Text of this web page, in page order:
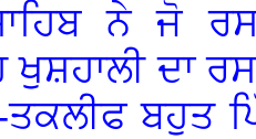
ਨੇ ਜੋ
ਖੁਸ਼ਹਾਲੀ ਦਾ
ਬਹੁਤ